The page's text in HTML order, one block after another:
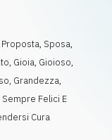
Proposta, Sposa,
, Gioia, Gioioso,
, Grandezza,
Sempre Felici E
Cura